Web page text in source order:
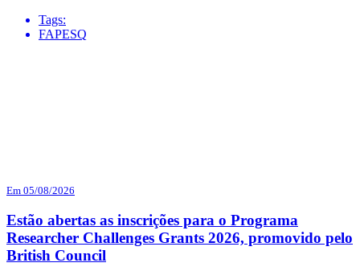
Tags:
FAPESQ
Em 05/08/2026
Estão abertas as inscrições para o Programa
Researcher Challenges Grants 2026, promovido pelo
British Council